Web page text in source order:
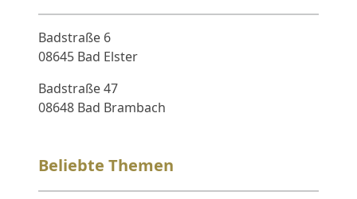
Badstraße 6
08645 Bad Elster
Badstraße 47
08648 Bad Brambach
Beliebte Themen